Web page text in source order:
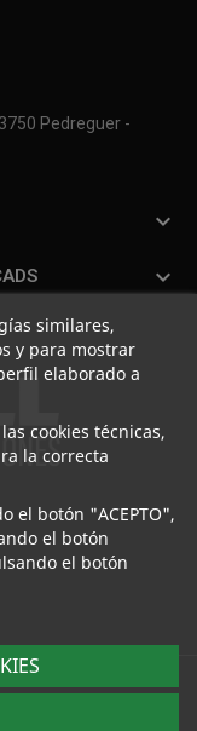
Pedreguer -


5-7. Pol. Ind. Les
similares,
y para mostrar
elaborado a
cookies técnicas,
la correcta
el botón "ACEPTO",
el botón
el botón